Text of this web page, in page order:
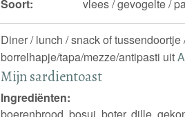
Soort:
vlees / gevogelte /
Diner / lunch / snack of tussendoortje
borrelhapje/tapa/mezze/antipasti uit
Mijn sardientoast
Ingrediënten:
boerenbrood, bosui, boter, dille,